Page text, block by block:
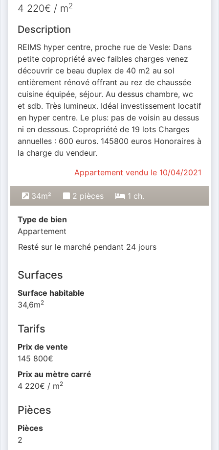
4 220€ / m2
Description
REIMS hyper centre, proche rue de Vesle: Dans
petite copropriété avec faibles charges venez
découvrir ce beau duplex de 40 m2 au sol
entièrement rénové offrant au rez de chaussée
cuisine équipée, séjour. Au dessus chambre, wc
et sdb. Très lumineux. Idéal investissement locatif
en hyper centre. Le plus: pas de voisin au dessus
ni en dessous. Copropriété de 19 lots Charges
annuelles : 600 euros. 145800 euros Honoraires à
la charge du vendeur.
Appartement vendu le 10/04/2021
34m² 2 pièces 1 ch.
Type de bien
Appartement
Resté sur le marché pendant 24 jours
Surfaces
Surface habitable
34,6m2
Tarifs
Prix de vente
145 800€
Prix au mètre carré
4 220€ / m2
Pièces
Pièces
2